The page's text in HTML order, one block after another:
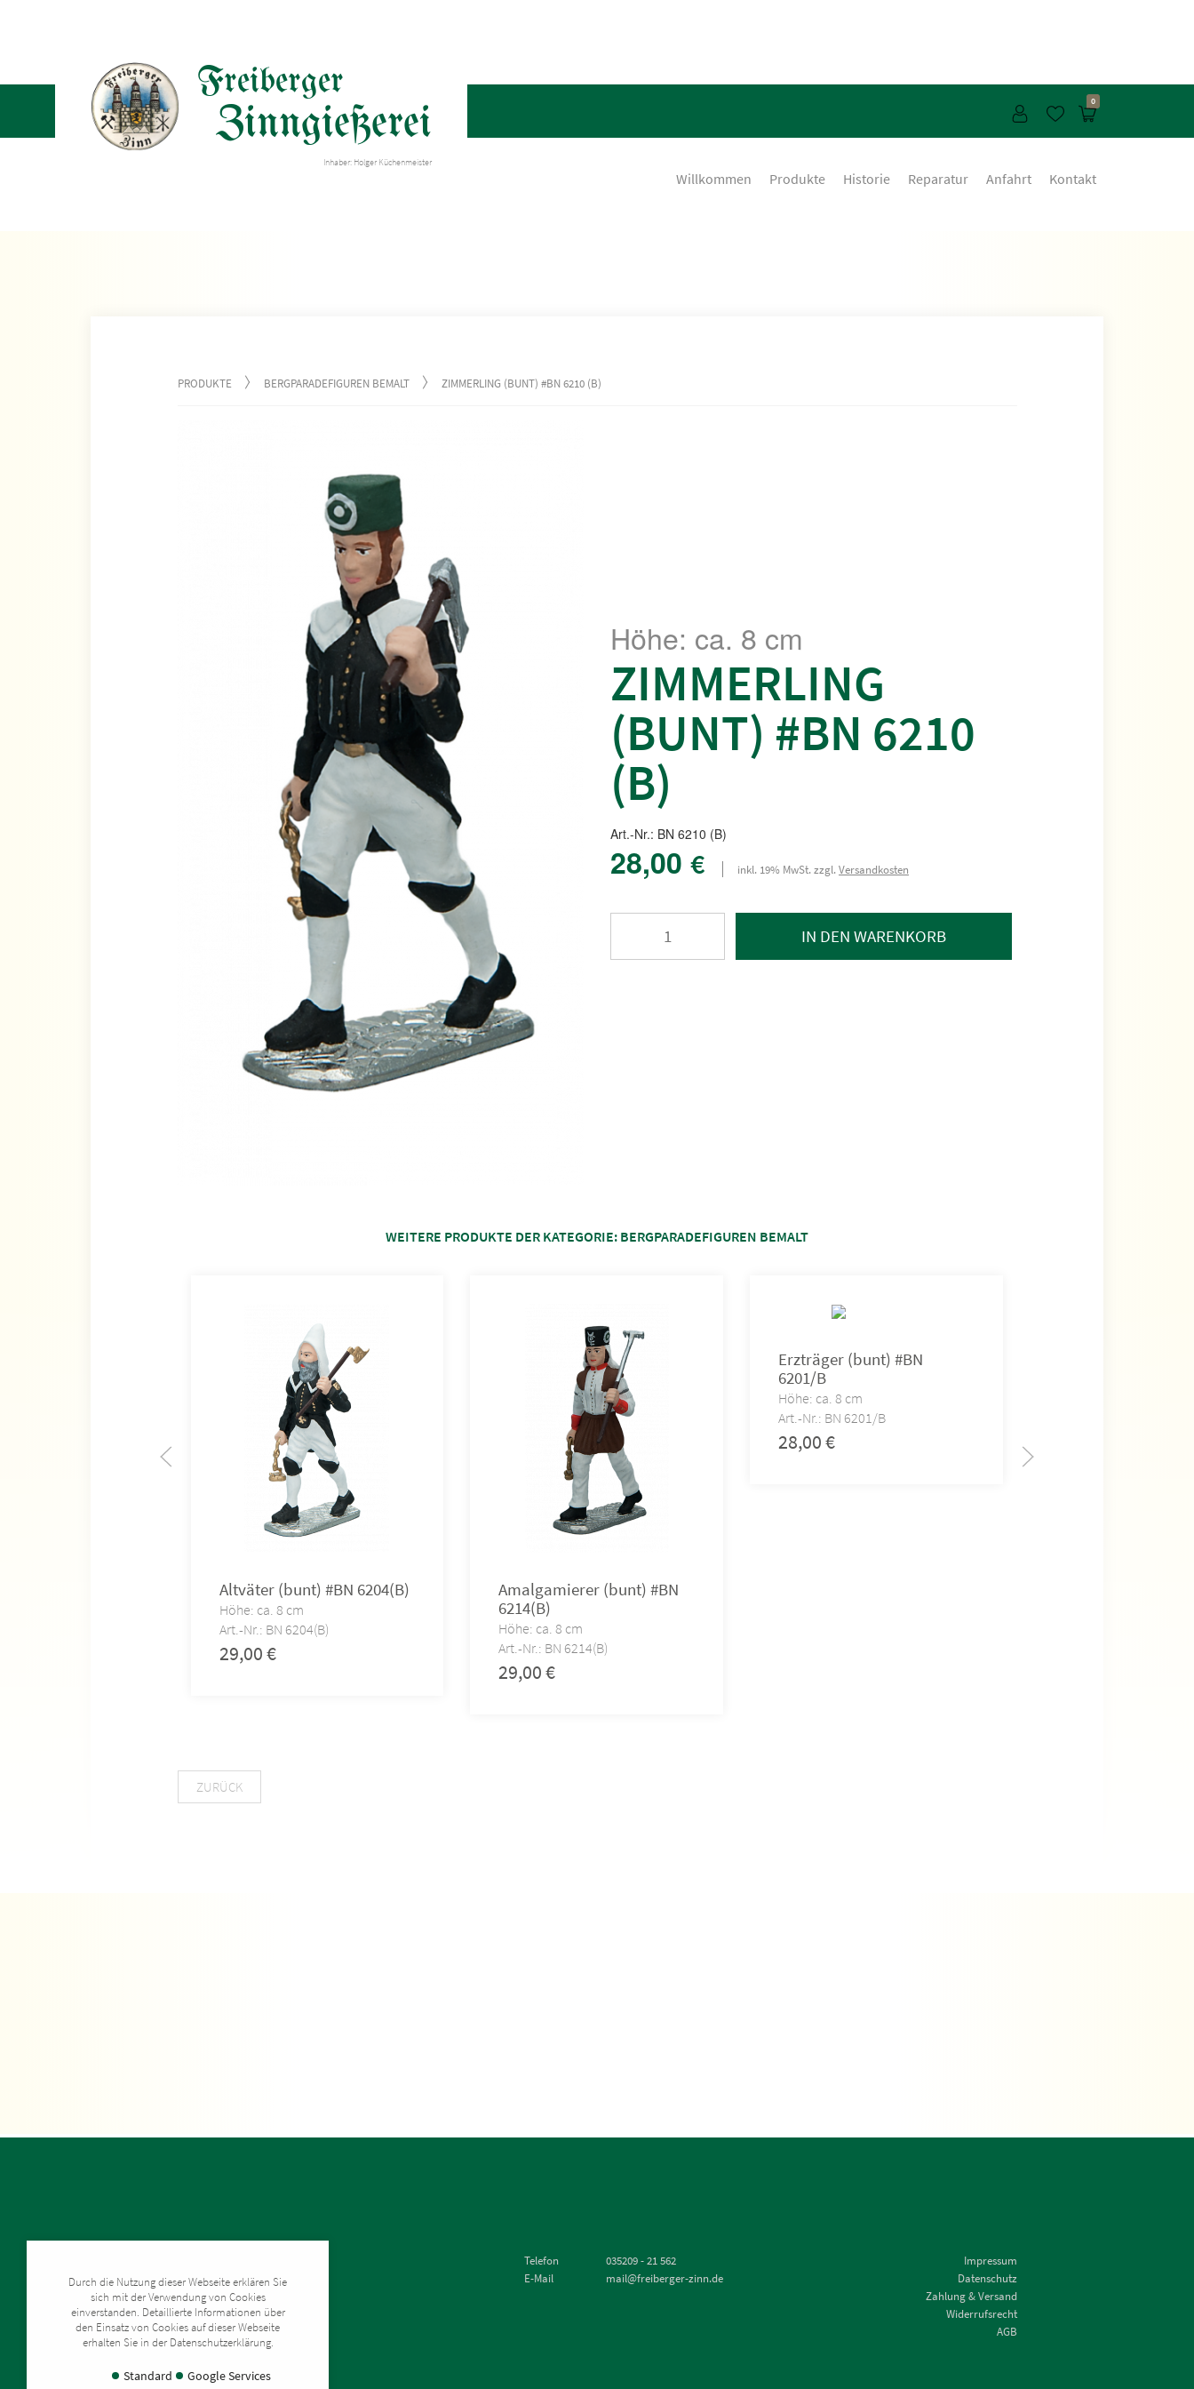
Freiberger
Zinngießerei
Inhaber: Holger Küchenmeister
0
Willkommen Produkte Historie Reparatur Anfahrt Kontakt
PRODUKTE BERGPARADEFIGUREN BEMALT ZIMMERLING (BUNT) #BN 6210 (B)
Höhe: ca. 8 cm
ZIMMERLING
(BUNT) #BN 6210
(B)
Art.-Nr.: BN 6210 (B)
28,00 € inkl. 19% MwSt. zzgl.Versandkosten
IN DEN WARENKORB
WEITERE PRODUKTE DER KATEGORIE: BERGPARADEFIGUREN BEMALT
Altväter (bunt) #BN 6204(B)
Höhe: ca. 8 cm
Art.-Nr.: BN 6204(B)
29,00€
Amalgamierer (bunt) #BN
6214(B)
Höhe: ca. 8 cm
Art.-Nr.: BN 6214(B)
29,00€
Erzträger (bunt) #BN
6201/B
Höhe: ca. 8 cm
Art.-Nr.: BN 6201/B
28,00€
ZURÜCK
Freiberger Zinn
Erlichter Straße 9
09633 Halsbrücke / OT Erlicht
Telefon
035209 - 21 562
E-Mail
mail@freiberger-zinn.de
Impressum
Datenschutz
Zahlung & Versand
Widerrufsrecht
AGB
Durch die Nutzung dieser Webseite erklären Sie
sich mit der Verwendung von Cookies
einverstanden. Detaillierte Informationen über
den Einsatz von Cookies auf dieser Webseite
erhalten Sie in der Datenschutzerklärung.
Standard Google Services